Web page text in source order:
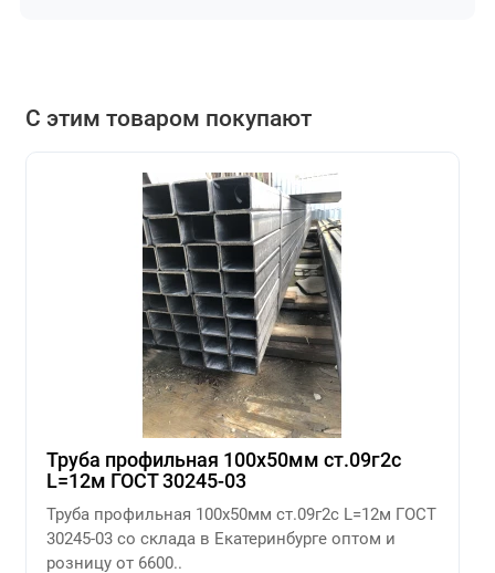
С этим товаром покупают
Труба профильная 100х50мм ст.09г2с
L=12м ГОСТ 30245-03
Труба профильная 100х50мм ст.09г2с L=12м ГОСТ
30245-03 со склада в Екатеринбурге оптом и
розницу от 6600..